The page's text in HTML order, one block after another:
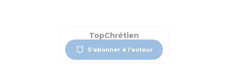
TopChrétien
S'abonner à l'auteur